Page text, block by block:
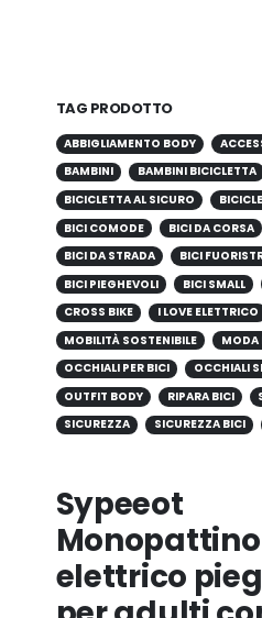
TAG PRODOTTO
ABBIGLIAMENTO BODY
BAMBINI
BAMBINI BICICLETTA
BICICLETTA AL SICURO
BICI COMODE
BICI DA CORSA
BICI DA STRADA
BICI
BICI PIEGHEVOLI
BICI SMALL
CROSS BIKE
I LOVE ELETTRICO
MOBILITÀ SOSTENIBILE
MODA
OCCHIALI PER BICI
OCCHIALI
OUTFIT BODY
RIPARA BICI
SICUREZZA
SICUREZZA BICI
Sypeeot
Monopattino
elettrico